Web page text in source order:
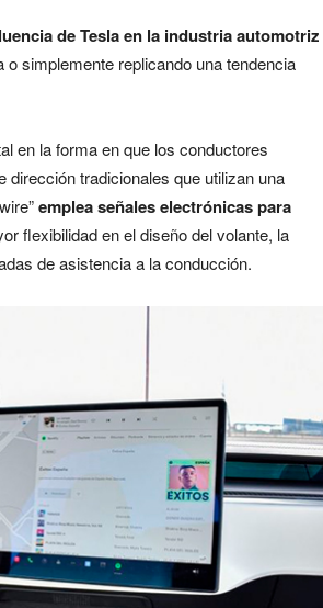
de Tesla en la industria automotriz
simplemente replicando una tendencia
en la forma en que los conductores
tradicionales que utilizan una
emplea señales electrónicas para
flexibilidad en el diseño del volante, la
de asistencia a la conducción.